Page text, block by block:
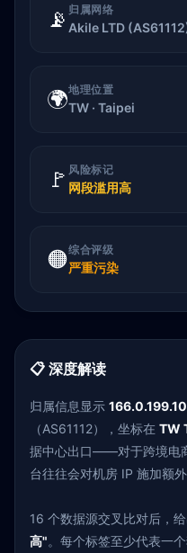
📡 归属网络
Akile LTD
🌍地理位置
TW · Taipei
🚩 风险标记
网段滥用高
🟠综合评级
严重污染
📋 深度解读
归属信息显示
（AS61112），坐标在 TW
据中心出口——对于跨境电
台往往会对机房 IP 施加额外
16 个数据源交叉比对后，
高"。每个标签至少代表一